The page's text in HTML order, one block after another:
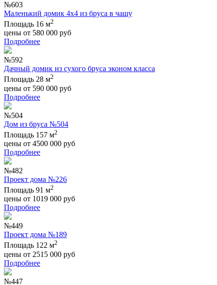
№603
Маленький домик 4х4 из бруса в чашу
Площадь 16 м2
цены от 580 000 руб
Подробнее
№592
Дачный домик из сухого бруса эконом класса
Площадь 28 м2
цены от 590 000 руб
Подробнее
№504
Дом из бруса №504
Площадь 157 м2
цены от 4500 000 руб
Подробнее
№482
Проект дома №226
Площадь 91 м2
цены от 1019 000 руб
Подробнее
№449
Проект дома №189
Площадь 122 м2
цены от 2515 000 руб
Подробнее
№447